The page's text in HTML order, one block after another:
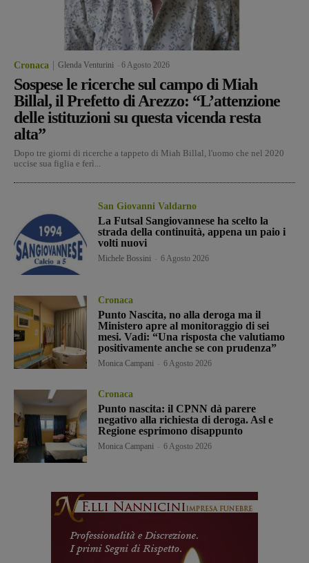
Cronaca Glenda Venturini 6 Agosto 2026
Sospese le ricerche sul campo di Miah
Billal, il Prefetto di Arezzo: “L’attenzione
delle istituzioni su questa vicenda resta
alta”
Dopo tre giorni di ricerche a tappeto di Miah Billal, l'uomo che nel 2020
uccise sua figlia e ferì...
San Giovanni Valdarno
La Futsal Sangiovannese ha scelto la
strada della continuità, appena un paio i
volti nuovi
Michele Bossini 6 Agosto 2026
Cronaca
Punto Nascita, no alla deroga ma il
Ministero apre al monitoraggio di sei
mesi. Vadi: “Una risposta che valutiamo
positivamente anche se con prudenza”
Monica Campani 6 Agosto 2026
Cronaca
Punto nascita: il CPNN dà parere
negativo alla richiesta di deroga. Asl e
Regione esprimono disappunto
Monica Campani 6 Agosto 2026